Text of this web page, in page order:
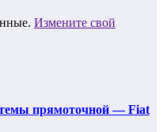
Измените свой
прямоточной — Fiat